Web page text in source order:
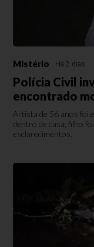
Mistério Há 2 dias
Polícia Civil
encontrado
Artista de 56 anos foi
dentro de casa; filho
esclarecimentos.